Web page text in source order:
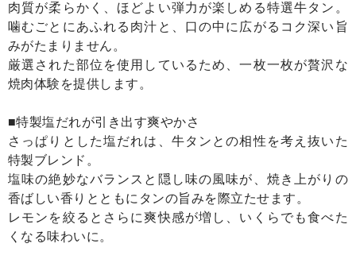
肉質が柔らかく、ほどよい弾力が楽しめる特選牛タン。
噛むごとにあふれる肉汁と、口の中に広がるコク深い旨
みがたまりません。
厳選された部位を使用しているため、一枚一枚が贅沢な
焼肉体験を提供します。
■特製塩だれが引き出す爽やかさ
さっぱりとした塩だれは、牛タンとの相性を考え抜いた
特製ブレンド。
塩味の絶妙なバランスと隠し味の風味が、焼き上がりの
香ばしい香りとともにタンの旨みを際立たせます。
レモンを絞るとさらに爽快感が増し、いくらでも食べた
くなる味わいに。